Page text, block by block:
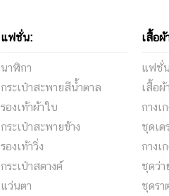
แฟชั่น:
นาฬิกา
กระเป๋าสะพายสีน้ำตาล
รองเท้าผ้าใบ
กระเป๋าสะพายข้าง
รองเท้าวิ่ง
กระเป๋าสตางค์
แว่นตา
เสื้อ
แฟชั่
เสื้อ
กางเ
ชุดเด
กางเ
ชุดว่า
ชุดรา